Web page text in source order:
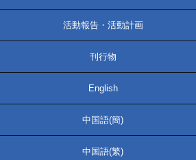
活動報告・活動計画
刊行物
English
中国語(簡)
中国語(繁)